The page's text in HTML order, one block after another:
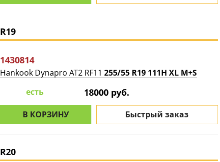
R19
1430814
Hankook Dynapro AT2 RF11 255/55 R19 111H XL M+S
есть
18000 руб.
В КОРЗИНУ Быстрый заказ
R20